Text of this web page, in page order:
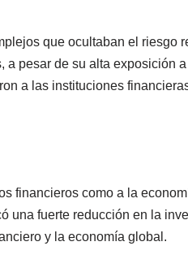
que ocultaban el riesgo
a pesar de su alta exposición a
a las instituciones
financieros como a la
una fuerte reducción en la
y la economía global.